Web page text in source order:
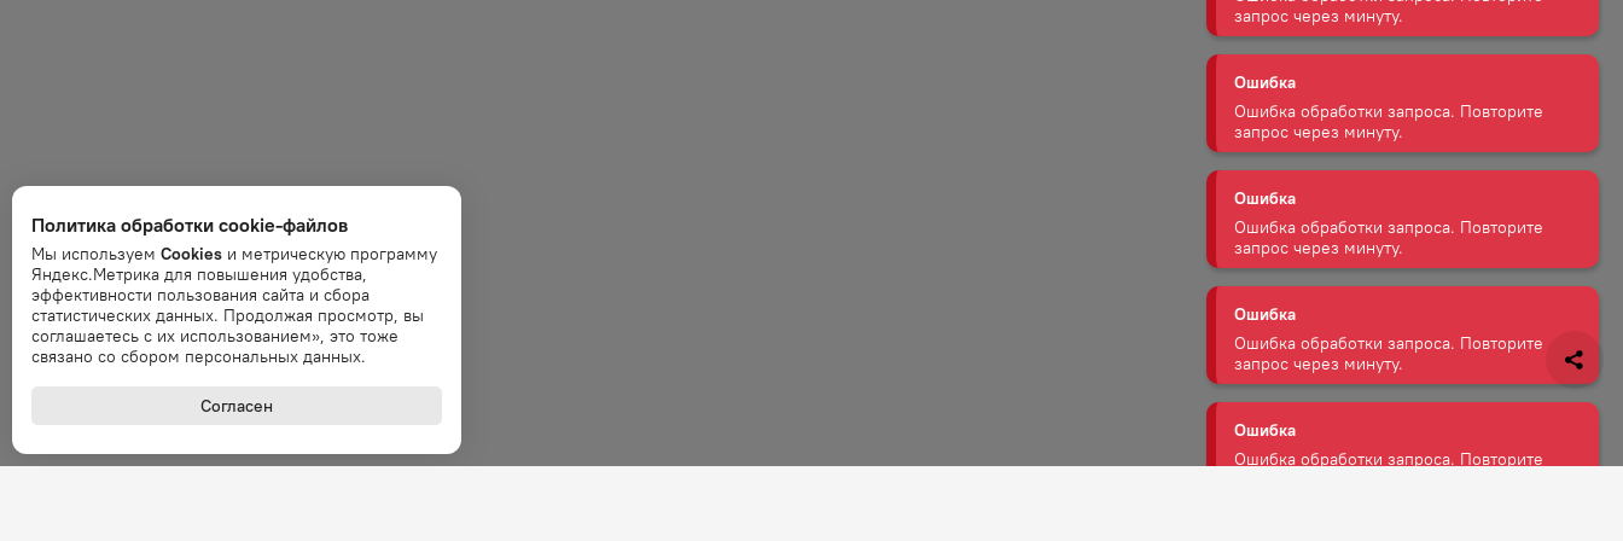
Ошибка
Ошибка обработки запроса. Повторите
запрос через минуту.
Ошибка
Ошибка обработки запроса. Повторите
запрос через минуту.
Ошибка
Ошибка обработки запроса. Повторите
запрос через минуту.
Ошибка
Ошибка обработки запроса. Повторите
запрос через минуту.
Политика обработки cookie-файлов
Мы используем Cookies и метрическую программу
Яндекс.Метрика для повышения удобства,
эффективности пользования сайта и сбора
статистических данных. Продолжая просмотр, вы
соглашаетесь с их использованием», это тоже
связано со сбором персональных данных.
Согласен